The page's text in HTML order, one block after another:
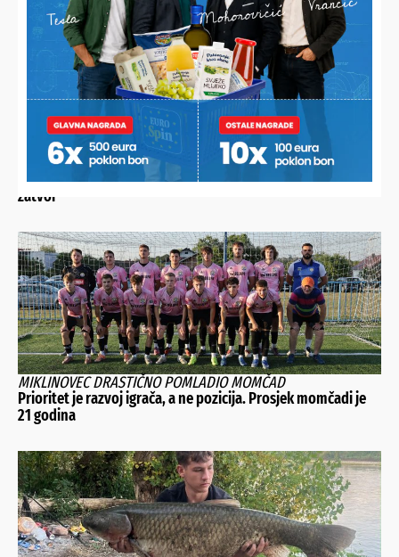
ISPITAN U BJELOVARU
Bošnjak dobio zabranu prilaska, prijeti mu i višegodišnji
zatvor
MIKLINOVEC DRASTIČNO POMLADIO MOMČAD
Prioritet je razvoj igrača, a ne pozicija. Prosjek momčadi je
21 godina